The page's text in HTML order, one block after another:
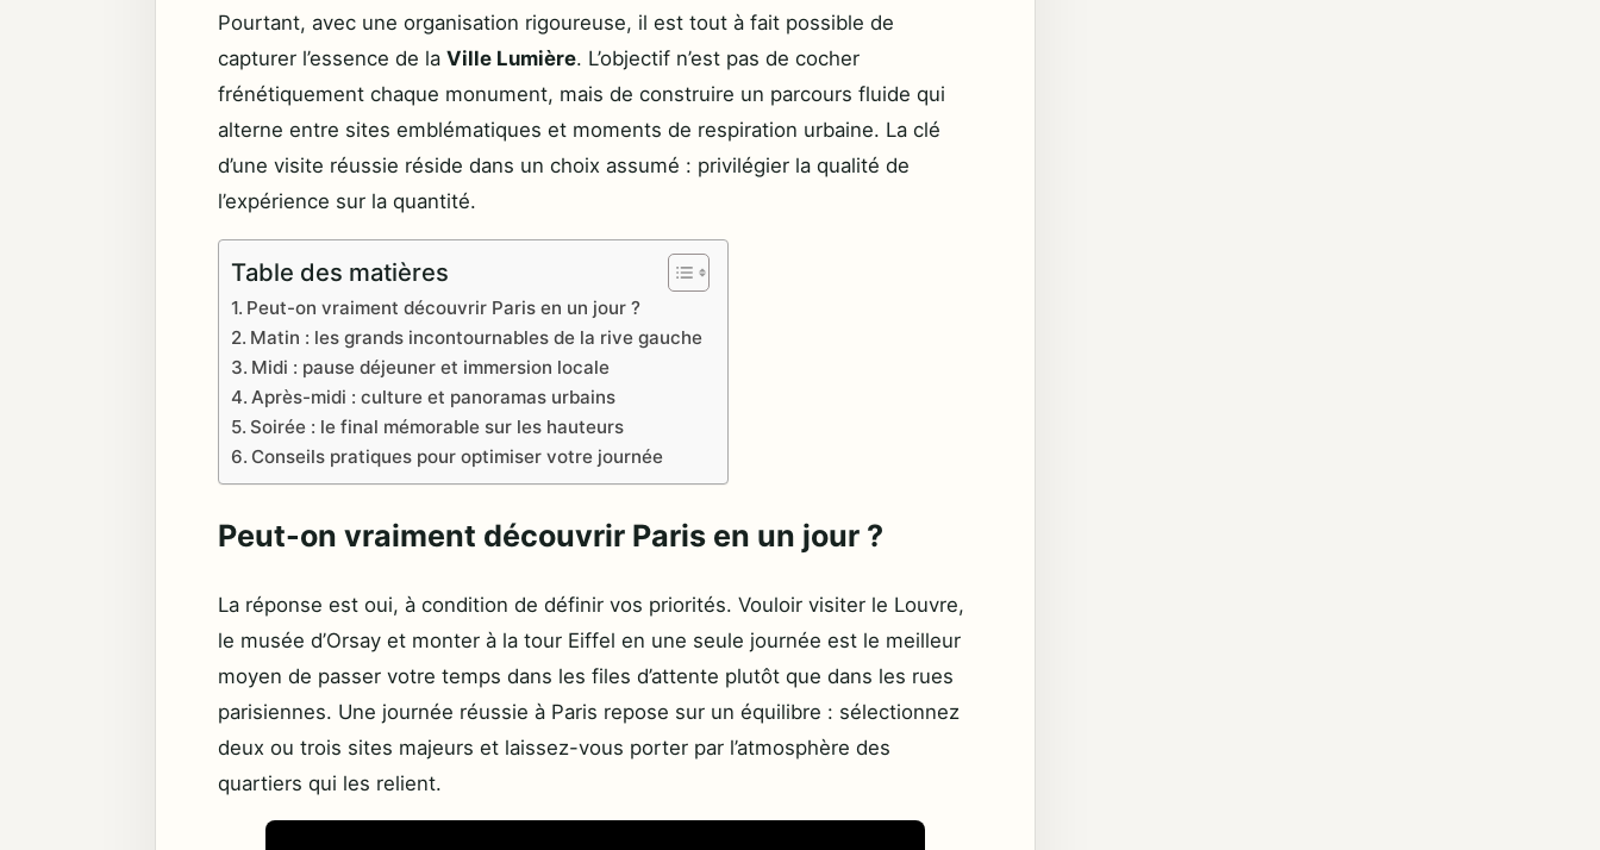
Pourtant, avec une organisation rigoureuse, il est tout à fait possible de
capturer l’essence de la Ville Lumière. L’objectif n’est pas de cocher
frénétiquement chaque monument, mais de construire un parcours fluide qui
alterne entre sites emblématiques et moments de respiration urbaine. La clé
d’une visite réussie réside dans un choix assumé : privilégier la qualité de
l’expérience sur la quantité.
Table des matières
Peut-on vraiment découvrir Paris en un jour ?
Matin : les grands incontournables de la rive gauche
Midi : pause déjeuner et immersion locale
Après-midi : culture et panoramas urbains
Soirée : le final mémorable sur les hauteurs
Conseils pratiques pour optimiser votre journée
Peut-on vraiment découvrir Paris en un jour ?
La réponse est oui, à condition de définir vos priorités. Vouloir visiter le Louvre,
le musée d’Orsay et monter à la tour Eiffel en une seule journée est le meilleur
moyen de passer votre temps dans les files d’attente plutôt que dans les rues
parisiennes. Une journée réussie à Paris repose sur un équilibre : sélectionnez
deux ou trois sites majeurs et laissez-vous porter par l’atmosphère des
quartiers qui les relient.